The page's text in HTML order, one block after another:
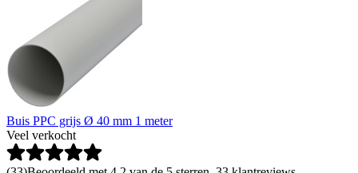
Buis PPC grijs Ø 40 mm 1 meter
Veel verkocht